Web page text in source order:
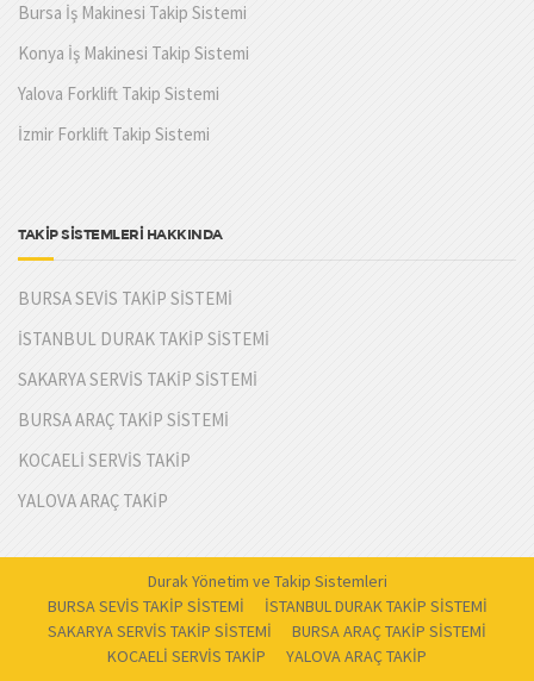
Bursa İş Makinesi Takip Sistemi
Konya İş Makinesi Takip Sistemi
Yalova Forklift Takip Sistemi
İzmir Forklift Takip Sistemi
TAKİP SİSTEMLERİ HAKKINDA
BURSA SEVİS TAKİP SİSTEMİ
İSTANBUL DURAK TAKİP SİSTEMİ
SAKARYA SERVİS TAKİP SİSTEMİ
BURSA ARAÇ TAKİP SİSTEMİ
KOCAELİ SERVİS TAKİP
YALOVA ARAÇ TAKİP
Durak Yönetim ve Takip Sistemleri
BURSA SEVİS TAKİP SİSTEMİ
İSTANBUL DURAK TAKİP SİSTEMİ
SAKARYA SERVİS TAKİP SİSTEMİ
BURSA ARAÇ TAKİP SİSTEMİ
KOCAELİ SERVİS TAKİP
YALOVA ARAÇ TAKİP